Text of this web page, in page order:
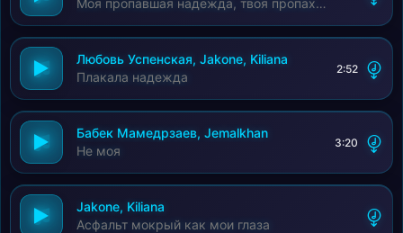
Моя пропавшая надежда твоя пропахшая одежда
Не моими ароматами
Плакала надежда так не плакала я прежде
От заката так и до зари
Моя пропавшая надежда, твоя пропахшая одежда
Любовь Успенская, Jakone, Kiliana
Плакала надежда
2:52
Бабек Мамедрзаев, Jemalkhan
Не моя
3:20
Jakone, Kiliana
Асфальт мокрый как мои глаза